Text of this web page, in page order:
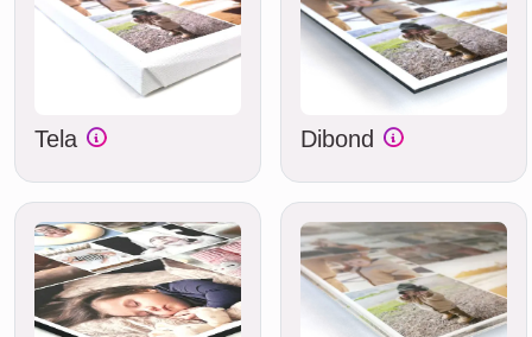
Tela Dibond